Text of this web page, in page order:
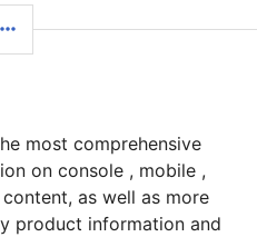
栏
most comprehensive
on console , mobile ,
as well as more
product information and